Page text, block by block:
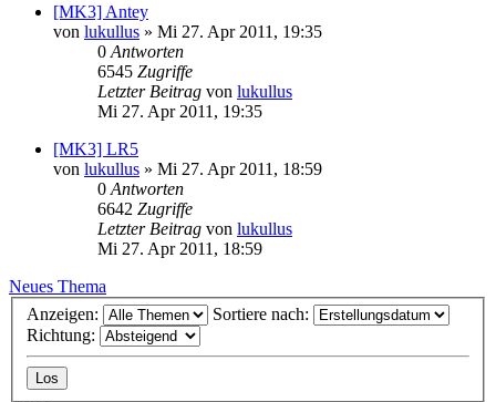
[MK3] Antey
von lukullus » Mi 27. Apr 2011, 19:35
0 Antworten
6545 Zugriffe
Letzter Beitrag von lukullus
Mi 27. Apr 2011, 19:35
[MK3] LR5
von lukullus » Mi 27. Apr 2011, 18:59
0 Antworten
6642 Zugriffe
Letzter Beitrag von lukullus
Mi 27. Apr 2011, 18:59
Neues Thema
Anzeigen:
Sortiere nach:
Richtung: